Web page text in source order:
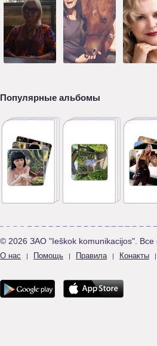
Популярные альбомы
© 2026 ЗАО "Ieškok komunikacijos".
О нас | Помощь | Правила | Конакты |